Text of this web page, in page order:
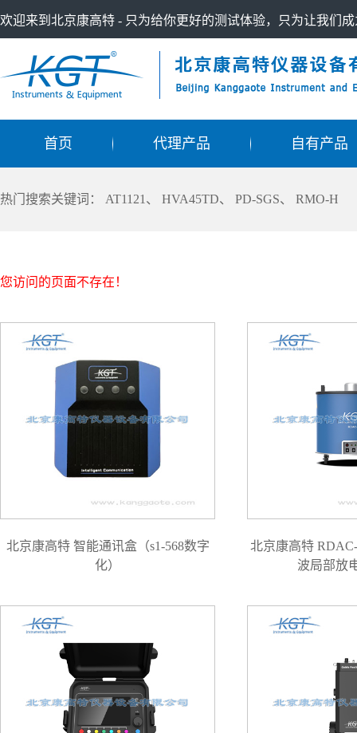
欢迎来到北京康高特 - 只为给你更好的测试体验，只为让我们
首页 代理产品 自有产品
热门搜索关键词： AT1121 、 HVA45TD、 PD-SGS、 RMO-H
您访问的页面不存在！
北京康高特 智能通讯盒（s1-568数字
化）
北京康高特
波局部放